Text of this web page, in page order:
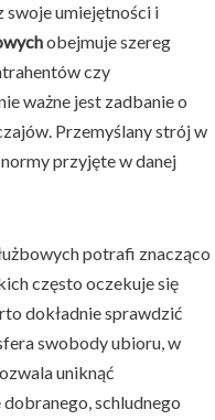
swoje umiejętności i
obejmuje szereg
czy
ważne jest zadbanie o
Przemyślany strój w
przyjęte w danej
potrafi znacząco
często oczekuje się
dokładnie sprawdzić
swobody ubioru, w
uniknąć
schludnego